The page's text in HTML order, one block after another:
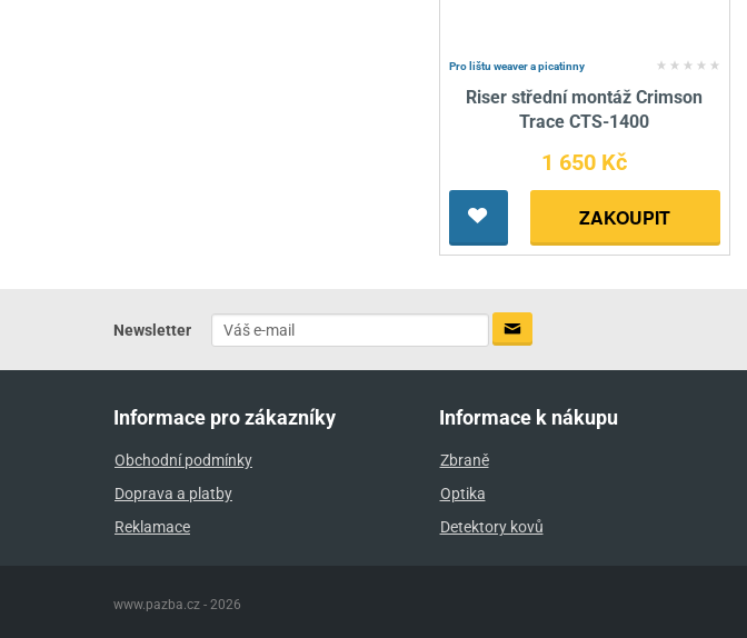
Pro lištu weaver a picatinny
Riser střední montáž Crimson
Trace CTS-1400
1 650 Kč
ZAKOUPIT
Newsletter
Informace pro zákazníky
Obchodní podmínky
Doprava a platby
Reklamace
Informace k nákupu
Zbraně
Optika
Detektory kovů
www.pazba.cz - 2026